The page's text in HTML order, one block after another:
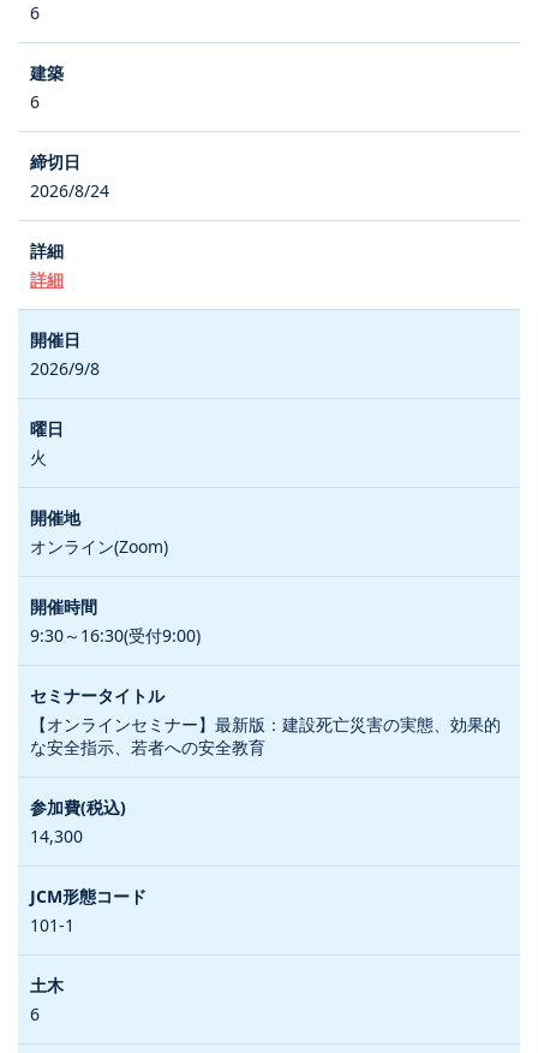
6
6
2026/8/24
詳細
2026/9/8
火
オンライン(Zoom)
9:30～16:30(受付9:00)
【オンラインセミナー】最新版：建設死亡災害の実態、効果的
な安全指示、若者への安全教育
14,300
101-1
6